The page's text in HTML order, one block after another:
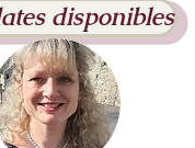
disponibles